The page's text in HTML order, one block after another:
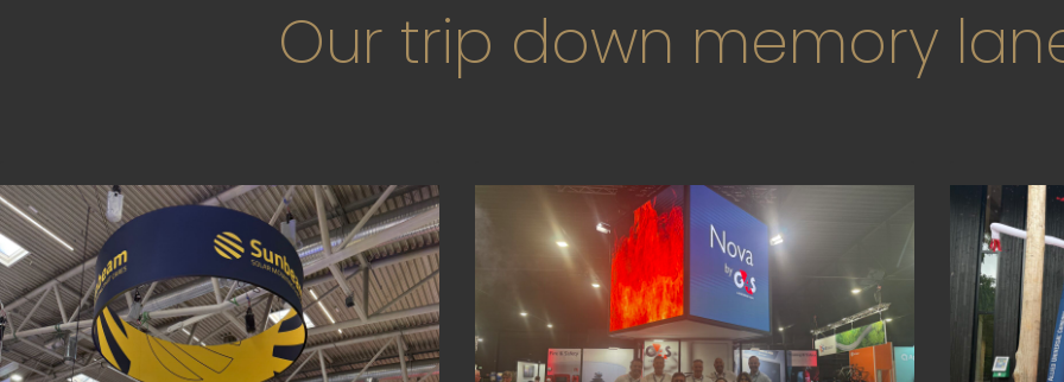
Our trip down memory